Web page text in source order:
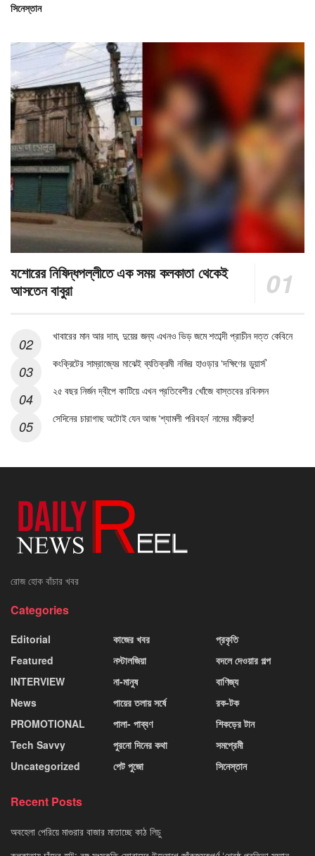
সিনেস্তান
যশোরের নিষিদ্ধপল্লীতে এক সময় কলকাতা থেকেই
আসতেন বাবুরা
খাবারের মান আর দাম, দুয়ের জন্য এখনও ভিড় জমে শতাব্দী প্রাচীন দত্ত কেবিনে
কংক্রিটের সাম্রাজ্যের মাঝেই ব্যতিক্রমী নজির হাওড়ার ‘দক্ষিণের ডুয়ার্স’
২৫ বছর নির্জন দ্বীপে কাটিয়ে এখন প্রতিবেশীর খোঁজে বাস্তবের রবিনসন
সেদিনের চারাগাছ অটোই যেন আজ ‘শ্যামলী পরিবহন’ নামের মহীরুহ!
রোজ হোক বাঁচার খবর
Categories
Editorial
Featured
INTERVIEW
News
PROMOTIONAL
Tech Savvy
Uncategorized
কাজের খবর
নস্টালজিয়া
না-মানুষ
পায়ের তলায় সর্ষে
পালা- পাব্বণ
পুরনো দিনের কথা
পেট পুজো
প্রকৃতি
বদলে দেওয়ার গল্প
বাণিজ্য
রক-টক
শিকড়ের টান
সমপ্রেমী
সিনেস্তান
Recent Posts
অবহেলা পেরিয়ে মাগুরার বাজার মাতাচ্ছে কাঠ লিচু